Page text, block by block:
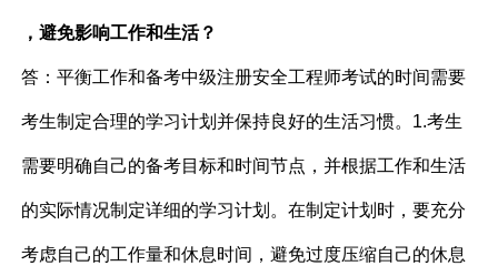
，避免影响工作和生活？
答：平衡工作和备考中级注册安全工程师考试的时间需要
考生制定合理的学习计划并保持良好的生活习惯。1.考生
需要明确自己的备考目标和时间节点，并根据工作和生活
的实际情况制定详细的学习计划。在制定计划时，要充分
考虑自己的工作量和休息时间，避免过度压缩自己的休息